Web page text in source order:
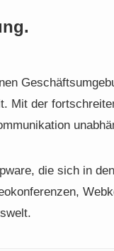
Mit der
die sich in